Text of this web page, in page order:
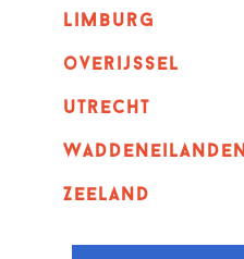
Limburg
overijssel
utrecht
Waddeneilanden
Zeeland